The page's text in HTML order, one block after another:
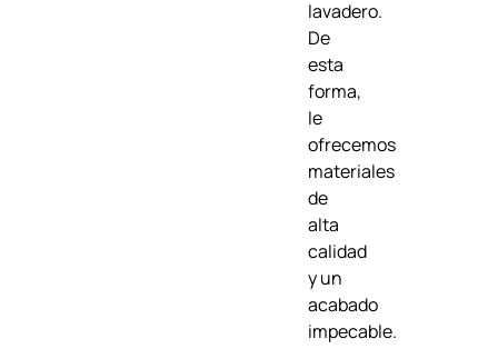
lavadero.
De
esta
forma,
le
ofrecemos
materiales
de
alta
calidad
y un
acabado
impecable.